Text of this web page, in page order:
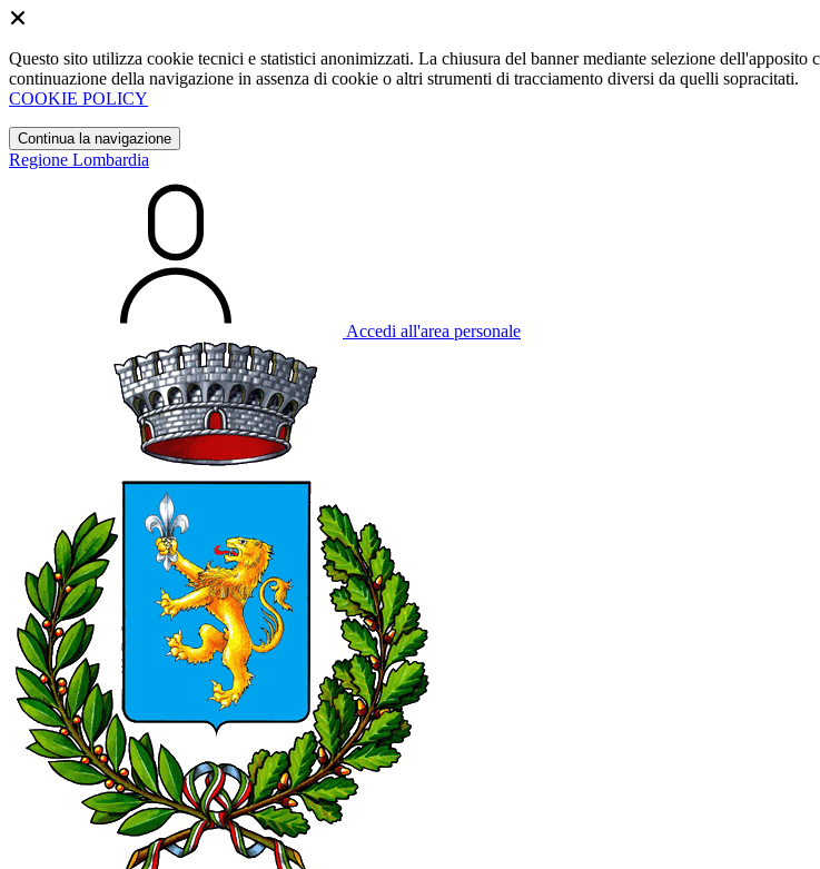
Questo sito utilizza cookie tecnici e statistici anonimizzati. La chiusura del banner mediante selezione
continuazione della navigazione in assenza di cookie o altri strumenti di tracciamento diversi da quelli sopracitati.
COOKIE POLICY
Continua la navigazione
Regione Lombardia
Accedi all'area personale